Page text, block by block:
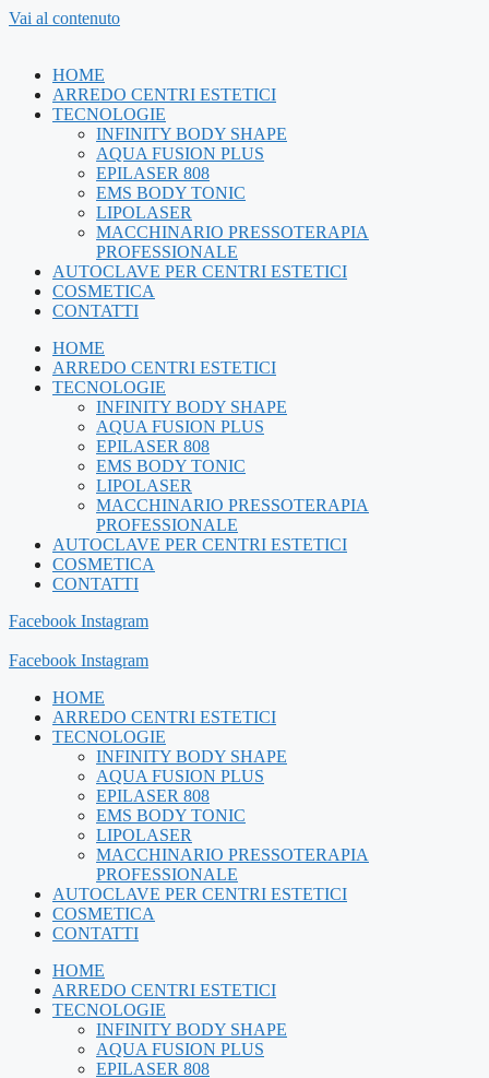
Vai al contenuto
HOME
ARREDO CENTRI ESTETICI
TECNOLOGIE
INFINITY BODY SHAPE
AQUA FUSION PLUS
EPILASER 808
EMS BODY TONIC
LIPOLASER
MACCHINARIO PRESSOTERAPIA
PROFESSIONALE
AUTOCLAVE PER CENTRI ESTETICI
COSMETICA
CONTATTI
HOME
ARREDO CENTRI ESTETICI
TECNOLOGIE
INFINITY BODY SHAPE
AQUA FUSION PLUS
EPILASER 808
EMS BODY TONIC
LIPOLASER
MACCHINARIO PRESSOTERAPIA
PROFESSIONALE
AUTOCLAVE PER CENTRI ESTETICI
COSMETICA
CONTATTI
Facebook Instagram
Facebook Instagram
HOME
ARREDO CENTRI ESTETICI
TECNOLOGIE
INFINITY BODY SHAPE
AQUA FUSION PLUS
EPILASER 808
EMS BODY TONIC
LIPOLASER
MACCHINARIO PRESSOTERAPIA
PROFESSIONALE
AUTOCLAVE PER CENTRI ESTETICI
COSMETICA
CONTATTI
HOME
ARREDO CENTRI ESTETICI
TECNOLOGIE
INFINITY BODY SHAPE
AQUA FUSION PLUS
EPILASER 808